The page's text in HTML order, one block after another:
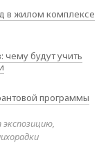
в жилом комплексе
будут учить
программы